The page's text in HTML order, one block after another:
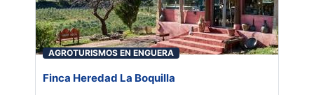
AGROTURISMOS EN ENGUERA
Finca Heredad La Boquilla